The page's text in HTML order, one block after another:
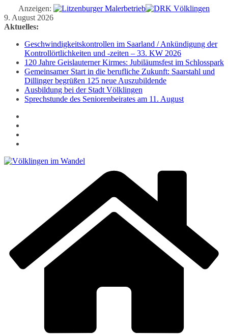
Anzeigen:
Zum
Inhalt
9. August 2026
Aktuelles:
Geschwindigkeitskontrollen im Saarland / Ankündigung der
Kontrollörtlichkeiten und -zeiten – 33. KW 2026
120 Jahre Geislauterner Kirmes: Jubiläumsfest im Schlosspark
Gemeinsamer Start in die berufliche Zukunft: Saarstahl und
Dillinger begrüßen 125 neue Auszubildende
Ausbildung bei der Stadt Völklingen
Sprechstunde des Seniorenbeirates am 11. August